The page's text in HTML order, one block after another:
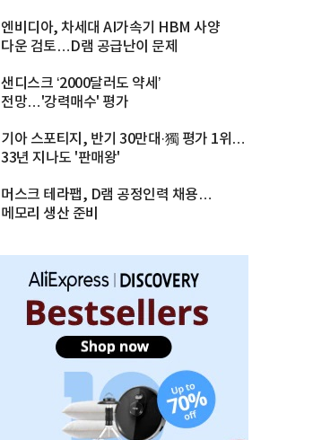
엔비디아, 차세대 AI가속기 HBM 사양
다운 검토…D램 공급난이 문제
샌디스크 ‘2000달러도 약세’
전망…'강력매수' 평가
기아 스포티지, 반기 30만대·獨 평가 1위…
33년 지나도 '판매왕'
머스크 테라팹, D램 공정인력 채용…
메모리 생산 준비